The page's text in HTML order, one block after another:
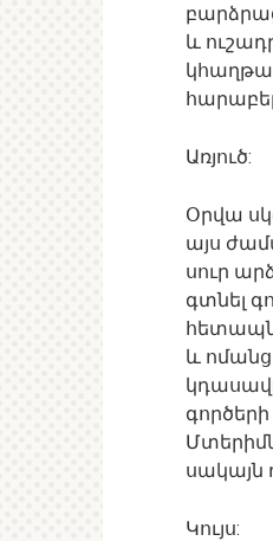
և
Առյուծ:
Օրվա
այս
սուր
գտնել
և ոմանց
սակայն
Կույս: